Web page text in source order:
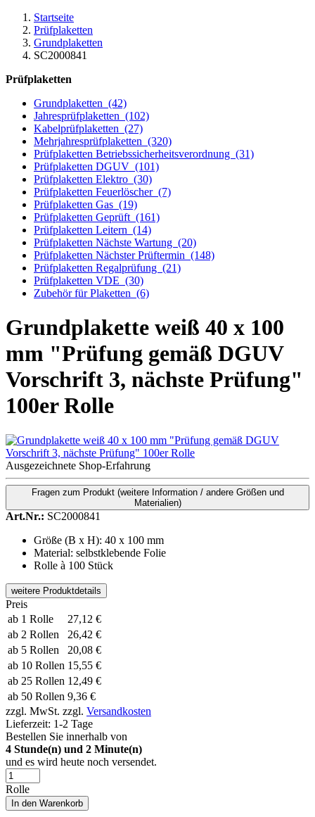
Startseite
Prüfplaketten
Grundplaketten
SC2000841
Prüfplaketten
Grundplaketten (42)
Jahresprüfplaketten (102)
Kabelprüfplaketten (27)
Mehrjahresprüfplaketten (320)
Prüfplaketten Betriebssicherheitsverordnung (31)
Prüfplaketten DGUV (101)
Prüfplaketten Elektro (30)
Prüfplaketten Feuerlöscher (7)
Prüfplaketten Gas (19)
Prüfplaketten Geprüft (161)
Prüfplaketten Leitern (14)
Prüfplaketten Nächste Wartung (20)
Prüfplaketten Nächster Prüftermin (148)
Prüfplaketten Regalprüfung (21)
Prüfplaketten VDE (30)
Zubehör für Plaketten (6)
Grundplakette weiß 40 x 100
mm "Prüfung gemäß DGUV
Vorschrift 3, nächste Prüfung"
100er Rolle
Ausgezeichnete Shop-Erfahrung
Fragen zum Produkt (weitere Information / andere Größen und
Materialien)
Art.Nr.: SC2000841
Größe (B x H): 40 x 100 mm
Material: selbstklebende Folie
Rolle à 100 Stück
weitere Produktdetails
Preis
ab 1 Rolle
27,12 €
ab 2 Rollen
26,42 €
ab 5 Rollen
20,08 €
ab 10 Rollen 15,55 €
ab 25 Rollen 12,49 €
ab 50 Rollen 9,36 €
zzgl. MwSt. zzgl. Versandkosten
Lieferzeit: 1-2 Tage
Bestellen Sie innerhalb von
4 Stunde(n) und 2 Minute(n)
und es wird heute noch versendet.
Rolle
In den Warenkorb